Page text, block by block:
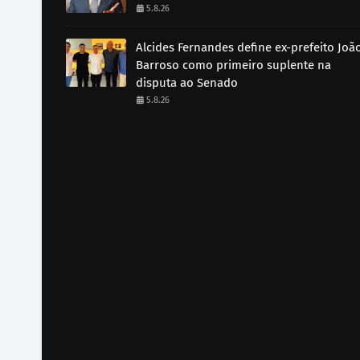
5.8.26
Alcides Fernandes define ex-prefeito
Barroso como primeiro suplente na
disputa ao Senado
5.8.26